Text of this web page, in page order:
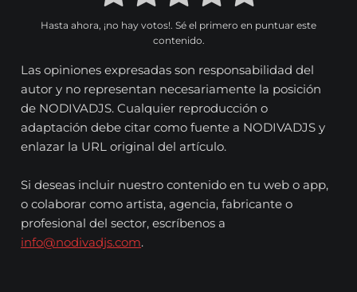
Hasta ahora, ¡no hay votos!. Sé el primero en puntuar este
contenido.
Las opiniones expresadas son responsabilidad del
autor y no representan necesariamente la posición
de NODIVADJS. Cualquier reproducción o
adaptación debe citar como fuente a NODIVADJS y
enlazar la URL original del artículo.
Si deseas incluir nuestro contenido en tu web o app,
o colaborar como artista, agencia, fabricante o
profesional del sector, escríbenos a
info@nodivadjs.com.